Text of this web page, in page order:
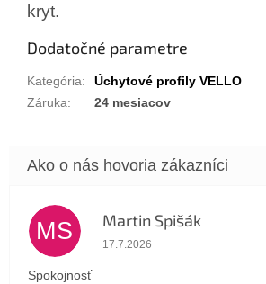
kryt.
Dodatočné parametre
Kategória:
Úchytové profily VELLO
Záruka: 24 mesiacov
MS Martin Spišák
Hodnotenie obchodu je 5 z 5
17.7.2026
Spokojnosť